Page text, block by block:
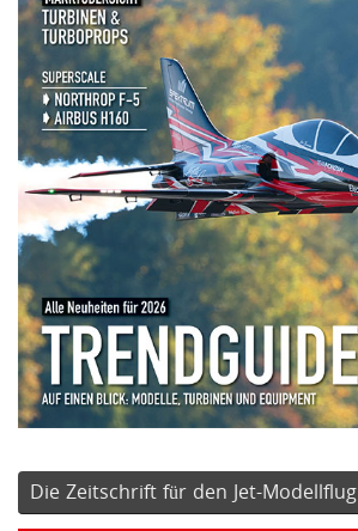
Die Zeitschrift für den Jet-Modellflug